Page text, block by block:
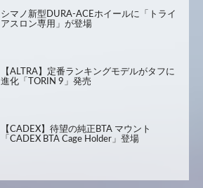
シマノ新型DURA-ACEホイールに「トライ
アスロン専用」が登場
【ALTRA】定番ランキングモデルがタフに
進化「TORIN 9」発売
【CADEX】待望の純正BTA マウント
「CADEX BTA Cage Holder」登場